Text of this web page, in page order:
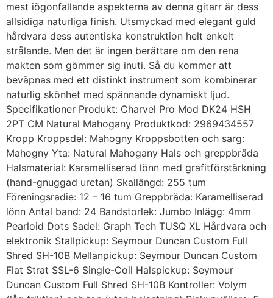
mest iögonfallande aspekterna av denna gitarr är dess
allsidiga naturliga finish. Utsmyckad med elegant guld
hårdvara dess autentiska konstruktion helt enkelt
strålande. Men det är ingen berättare om den rena
makten som gömmer sig inuti. Så du kommer att
beväpnas med ett distinkt instrument som kombinerar
naturlig skönhet med spännande dynamiskt ljud.
Specifikationer Produkt: Charvel Pro Mod DK24 HSH
2PT CM Natural Mahogany Produktkod: 2969434557
Kropp Kroppsdel: Mahogny Kroppsbotten och sarg:
Mahogny Yta: Natural Mahogany Hals och greppbräda
Halsmaterial: Karamelliserad lönn med grafitförstärkning
(hand-gnuggad uretan) Skallängd: 255 tum
Föreningsradie: 12 – 16 tum Greppbräda: Karamelliserad
lönn Antal band: 24 Bandstorlek: Jumbo Inlägg: 4mm
Pearloid Dots Sadel: Graph Tech TUSQ XL Hårdvara och
elektronik Stallpickup: Seymour Duncan Custom Full
Shred SH-10B Mellanpickup: Seymour Duncan Custom
Flat Strat SSL-6 Single-Coil Halspickup: Seymour
Duncan Custom Full Shred SH-10B Kontroller: Volym